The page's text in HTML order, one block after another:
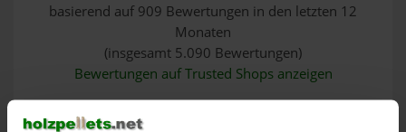
basierend auf 909 Bewertungen in den letzten 12
Monaten
(insgesamt 5.090 Bewertungen)
Bewertungen auf Trusted Shops anzeigen
KI-Zusammenfassung anzeigen